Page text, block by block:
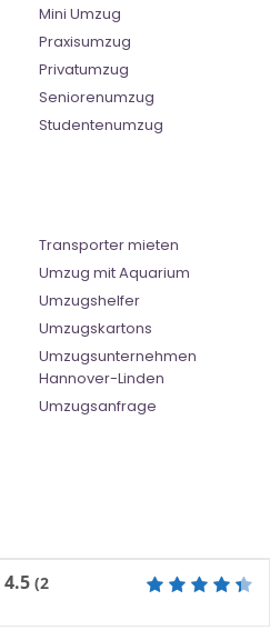
Mini Umzug
Praxisumzug
Privatumzug
Seniorenumzug
Studentenumzug
Transporter mieten
Umzug mit Aquarium
Umzugshelfer
Umzugskartons
Umzugsunternehmen
Hannover-Linden
Umzugsanfrage
4.5 (2